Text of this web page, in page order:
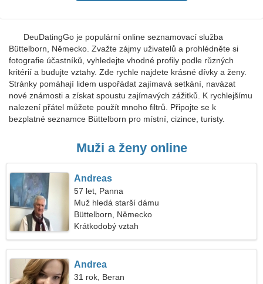
DeuDatingGo je populární online seznamovací služba
Büttelborn, Německo. Zvažte zájmy uživatelů a prohlédněte si
fotografie účastníků, vyhledejte vhodné profily podle různých
kritérií a budujte vztahy. Zde rychle najdete krásné dívky a ženy.
Stránky pomáhají lidem uspořádat zajímavá setkání, navázat
nové známosti a získat spoustu zajímavých zážitků. K rychlejšímu
nalezení přátel můžete použít mnoho filtrů. Připojte se k
bezplatné seznamce Büttelborn pro místní, cizince, turisty.
Muži a ženy online
Andreas
57 let, Panna
Muž hledá starší dámu
Büttelborn, Německo
Krátkodobý vztah
Andrea
31 rok, Beran